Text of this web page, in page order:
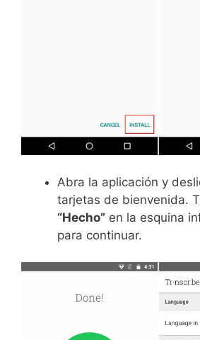
Abra la aplicación y
tarjetas de bienvenida.
“Hecho” en la esquina
para continuar.